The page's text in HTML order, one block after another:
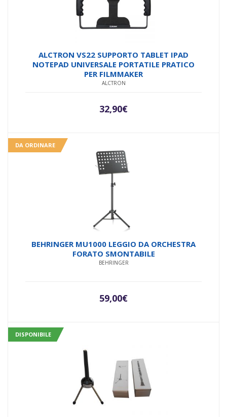
ALCTRON VS22 SUPPORTO TABLET IPAD
NOTEPAD UNIVERSALE PORTATILE PRATICO
PER FILMMAKER
ALCTRON
32,90€
DA ORDINARE
BEHRINGER MU1000 LEGGIO DA ORCHESTRA
FORATO SMONTABILE
BEHRINGER
59,00€
DISPONIBILE